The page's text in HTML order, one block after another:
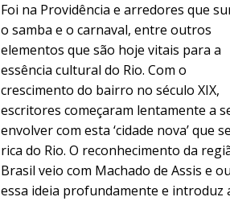
Foi na Providência e arredores que
o samba e o carnaval, entre outros
elementos que são hoje vitais para a
essência cultural do Rio. Com o
crescimento do bairro no século XIX,
escritores começaram lentamente a
envolver com esta ‘cidade nova’ que
rica do Rio. O reconhecimento da
Brasil veio com Machado de Assis e
essa ideia profundamente e introduz